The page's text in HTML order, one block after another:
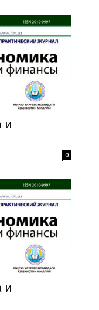
и
0
и